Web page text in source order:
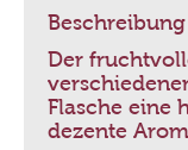
Beschreibung
Der
Flasche eine
dezente